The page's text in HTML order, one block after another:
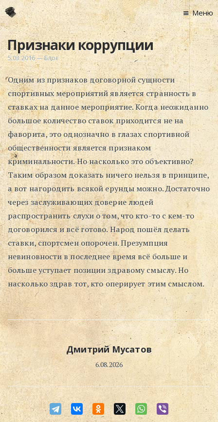
Главная
Новости
Графоманство
* Автотекст
*
* Хронограф
Арт-Рецензии
* Слушать
* Смотреть
* Читать
* По жизни
Блог
⋅
Поиск
Меню
Признаки коррупции
5.03.2016—Блог
Одним из признаков договорной сущности
спортивных мероприятий является странность в
ставках на данное мероприятие. Когда неожиданно
большое количество ставок приходится не на
фаворита, это однозначно в глазах спортивной
общественности является признаком
криминальности. Но насколько это объективно?
Таким образом доказать ничего нельзя в принципе,
а вот нагородить всякой ерунды можно. Достаточно
через заслуживающих доверие людей
распространить слухи о том, что кто-то с кем-то
договорился и всё готово. Народ пошёл делать
ставки, спортсмен опорочен. Презумпция
невиновности в последнее время всё больше и
больше уступает позиции здравому смыслу. Но
насколько здрав тот, кто оперирует этим смыслом.
Дмитрий Мусатов
6.08.2026